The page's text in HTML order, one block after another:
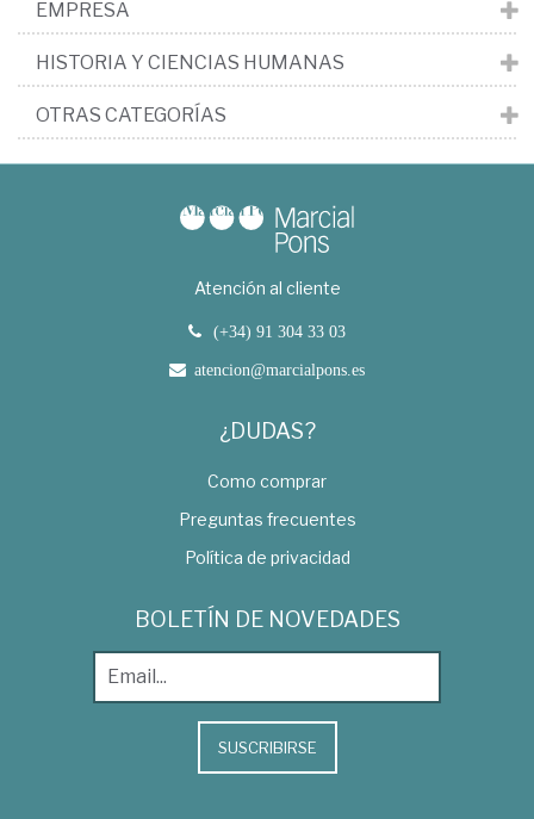
EMPRESA
HISTORIA Y CIENCIAS HUMANAS
OTRAS CATEGORÍAS
Atención al cliente
(+34) 91 304 33 03
atencion@marcialpons.es
¿DUDAS?
Como comprar
Preguntas frecuentes
Política de privacidad
BOLETÍN DE NOVEDADES
SUSCRIBIRSE